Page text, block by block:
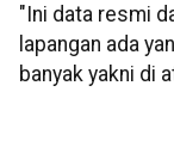
"Ini data resmi
lapangan ada
banyak yakni di